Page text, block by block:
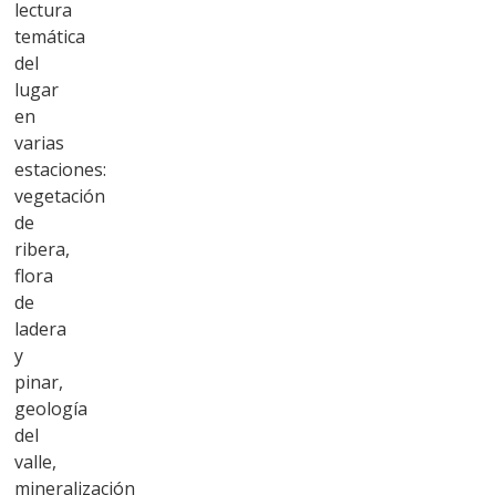
lectura
temática
del
lugar
en
varias
estaciones:
vegetación
de
ribera,
flora
de
ladera
y
pinar,
geología
del
valle,
mineralización